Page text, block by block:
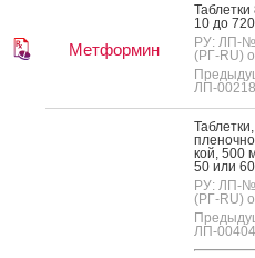
Метформин
Таб­летки
10 до
РУ: ЛП-
(РГ-RU)
ЛП-
кой, 500
50 или
РУ: ЛП-
(РГ-RU)
ЛП-